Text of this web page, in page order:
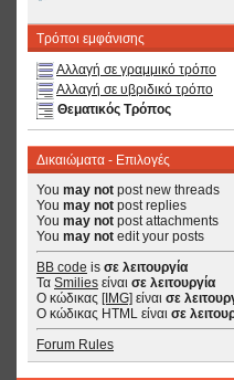
Τρόποι εμφάνισης
Αλλαγή σε γραμμικό τρόπο
Αλλαγή σε υβριδικό τρόπο
Θεματικός Τρόπος
Δικαιώματα - Επιλογές
You may not post new threads
You may not post replies
You may not post attachments
You may not edit your posts
BB code is σε λειτουργία
Τα Smilies είναι σε λειτουργία
Ο κώδικας [IMG] είναι σε
Ο κώδικας HTML είναι σε
Forum Rules